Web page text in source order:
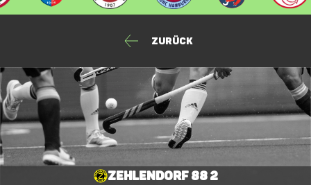
Zurück
Zehlendorf 88 2